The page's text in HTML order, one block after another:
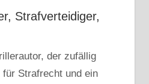
Strafverteidiger,
der zufällig
für Strafrecht und ein